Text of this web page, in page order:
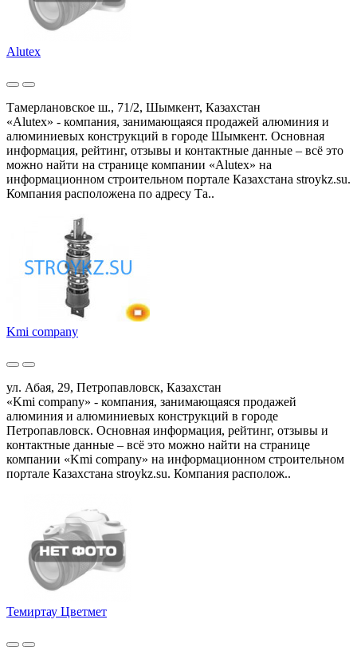
Alutex
Тамерлановское ш., 71/2, Шымкент, Казахстан
«Alutex» - компания, занимающаяся продажей алюминия и
алюминиевых конструкций в городе Шымкент. Основная
информация, рейтинг, отзывы и контактные данные – всё это
можно найти на странице компании «Alutex» на
информационном строительном портале Казахстана stroykz.su.
Компания расположена по адресу Та..
Kmi company
ул. Абая, 29, Петропавловск, Казахстан
«Kmi company» - компания, занимающаяся продажей
алюминия и алюминиевых конструкций в городе
Петропавловск. Основная информация, рейтинг, отзывы и
контактные данные – всё это можно найти на странице
компании «Kmi company» на информационном строительном
портале Казахстана stroykz.su. Компания располож..
Темиртау Цветмет